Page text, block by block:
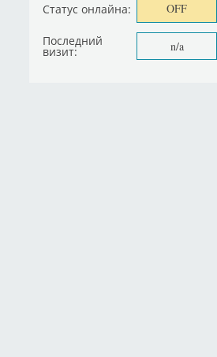
Статус онлайна: OFF
Последний
визит: n/a